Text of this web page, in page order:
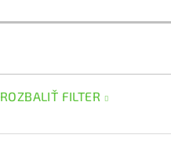
ROZBALIŤ FILTER